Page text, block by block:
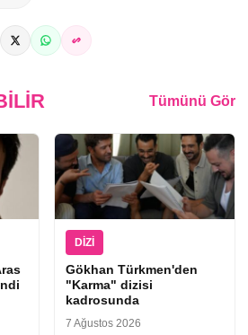
Tümünü Gör
DIZI
Gökhan Türkmen'den
"Karma" dizisi
kadrosunda
7 Ağustos 2026